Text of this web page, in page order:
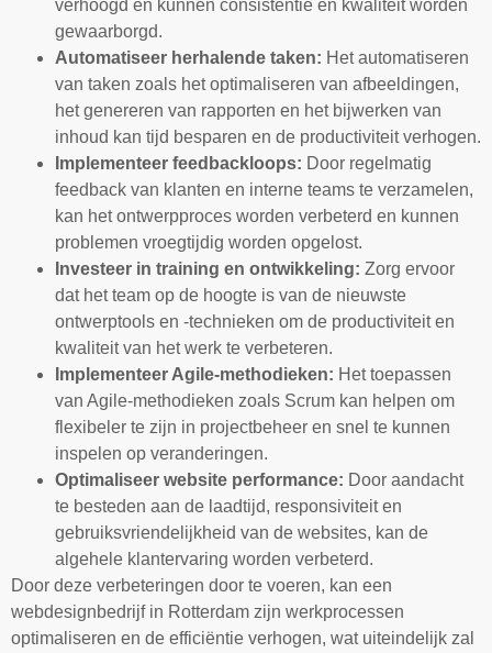
verhoogd en kunnen consistentie en kwaliteit worden
gewaarborgd.
Automatiseer herhalende taken: Het automatiseren
van taken zoals het optimaliseren van afbeeldingen,
het genereren van rapporten en het bijwerken van
inhoud kan tijd besparen en de productiviteit verhogen.
Implementeer feedbackloops: Door regelmatig
feedback van klanten en interne teams te verzamelen,
kan het ontwerpproces worden verbeterd en kunnen
problemen vroegtijdig worden opgelost.
Investeer in training en ontwikkeling: Zorg ervoor
dat het team op de hoogte is van de nieuwste
ontwerptools en -technieken om de productiviteit en
kwaliteit van het werk te verbeteren.
Implementeer Agile-methodieken: Het toepassen
van Agile-methodieken zoals Scrum kan helpen om
flexibeler te zijn in projectbeheer en snel te kunnen
inspelen op veranderingen.
Optimaliseer website performance: Door aandacht
te besteden aan de laadtijd, responsiviteit en
gebruiksvriendelijkheid van de websites, kan de
algehele klantervaring worden verbeterd.
Door deze verbeteringen door te voeren, kan een
webdesignbedrijf in Rotterdam zijn werkprocessen
optimaliseren en de efficiëntie verhogen, wat uiteindelijk zal